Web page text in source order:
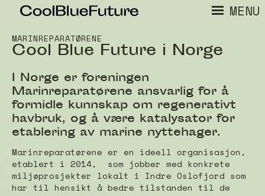
MENU
MARINREPARATØRENE
Cool Blue Future i Norge
I Norge er foreningen
Marinreparatørene ansvarlig for å
formidle kunnskap om regenerativt
havbruk, og å være katalysator for
etablering av marine nyttehager.
Marinreparatørene er en ideell organisasjon,
etablert i 2014, som jobber med konkrete
miljøprosjekter lokalt i Indre Oslofjord som
har til hensikt å bedre tilstanden til de